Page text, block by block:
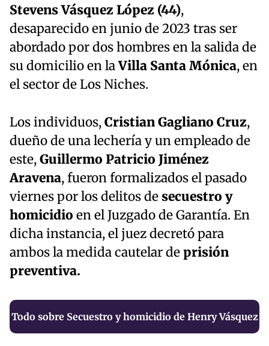
Stevens Vásquez López (44),
desaparecido en junio de 2023 tras ser
abordado por dos hombres en la salida de
su domicilio en laVilla Santa Mónica, en
el sector de Los Niches.
Los individuos,Cristian Gagliano Cruz,
dueño de una lechería y un empleado de
este,Guillermo Patricio Jiménez
Aravena, fueron formalizados el pasado
viernes por los delitos de secuestro y
homicidio en el Juzgado de Garantía. En
dicha instancia, el juez decretó para
ambos la medida cautelar deprisión
preventiva.
Todo sobre Secuestro y homicidio de Henry Vásquez